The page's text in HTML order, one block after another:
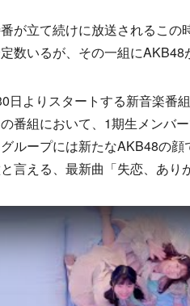
が立て続けに放送されるこの
数いるが、その一組にAKB48
日よりスタートする新音楽番
番組において、1期生メンバ
ループには新たなAKB48の
言える、最新曲「失恋、あり